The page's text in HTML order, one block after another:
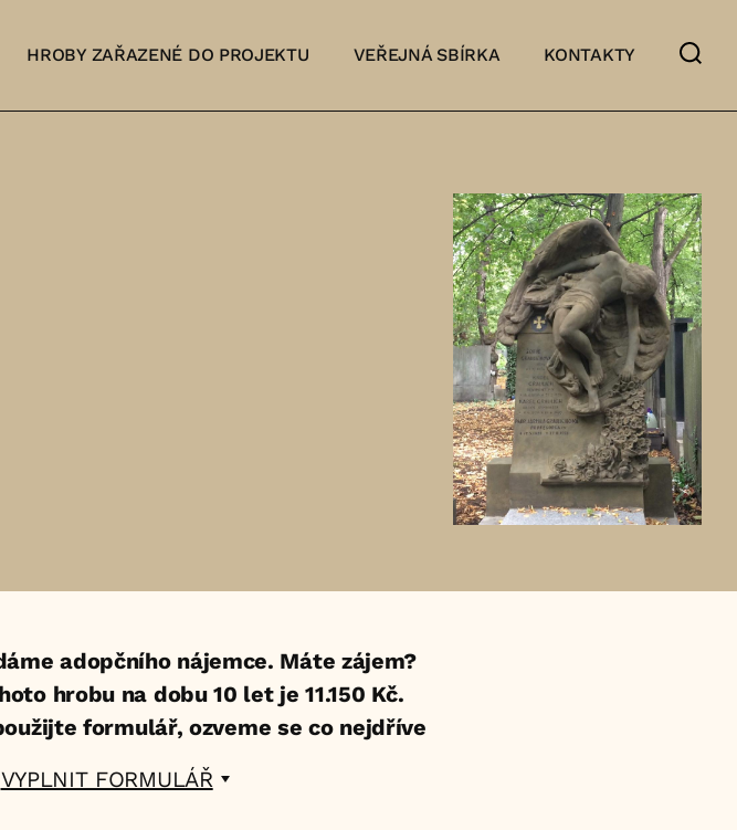
HROBY ZAŘAZENÉ DO PROJEKTU VEŘEJNÁ SBÍRKA KONTAKTY
adopčního nájemce. Máte zájem?
hrobu na dobu 10 let je 11.150 Kč.
formulář, ozveme se co nejdříve
VYPLNIT FORMULÁŘ